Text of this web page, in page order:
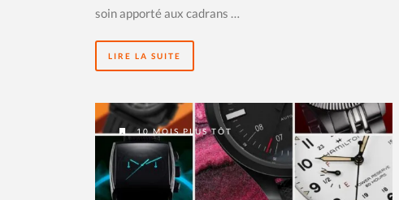
soin apporté aux cadrans …
LIRE LA SUITE
10 MOIS PLUS TÔT